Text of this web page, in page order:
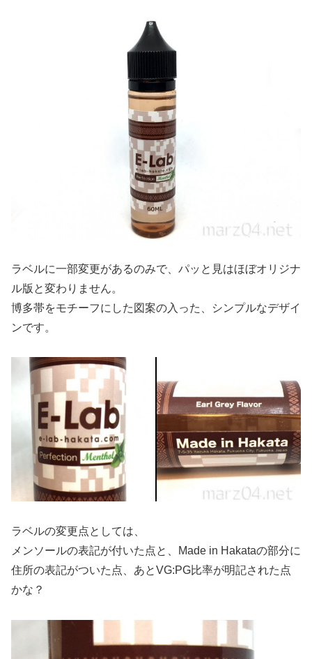
ラベルに一部変更があるのみで、パッと見はほぼオリジナ
ル版と変わりません。
博多帯をモチーフにした図案の入った、シンプルなデザイ
ンです。
ラベルの変更点としては、
メンソールの表記が付いた点と、Made in Hakataの部分に
住所の表記がついた点、あとVG:PG比率が明記された点
かな？